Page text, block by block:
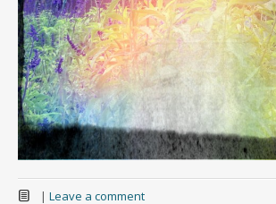
| Leave a comment